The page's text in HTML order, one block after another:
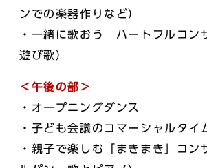
ンでの楽器作りなど）
・一緒に歌おう ハートフルコン
遊び歌）
＜午後の部＞
・オープニングダンス
・子ども会議のコマーシャルタイ
・親子で楽しむ「まきまき」コン